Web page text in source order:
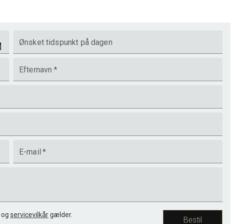
Ønsket tidspunkt på dagen
Efternavn *
E-mail *
og servicevilkårgælder.
Bestil